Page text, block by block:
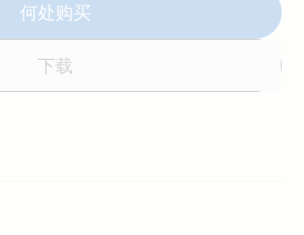
何处购买
下载